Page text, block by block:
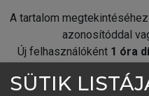
A tartalom
azonosítóddal
Új felhasználóként 1 óra
SÜTIK